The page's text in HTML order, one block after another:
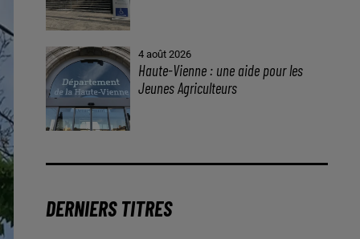
4 août 2026
Haute-Vienne : une aide pour les
Jeunes Agriculteurs
DERNIERS TITRES